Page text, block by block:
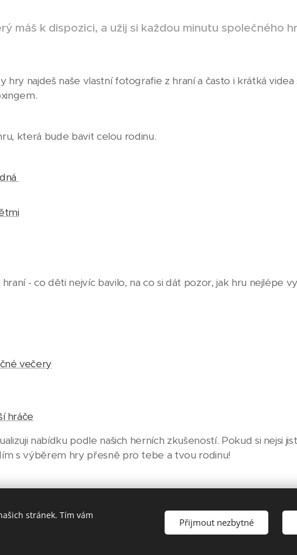
máš k dispozici, a užij si každou minutu společného
najdeš naše vlastní fotografie z hraní a často i krátká videa
která bude bavit celou rodinu.
- co děti nejvíc bavilo, na co si dát pozor, jak hru nejlépe
večery
hráče
nabídku podle našich herních zkušeností. Pokud si nejsi
s výběrem hry přesně pro tebe a tvou rodinu!
koupit - jsou to affiliate odkazy, díky kterým můžu tento web
stránek. Tím vám
Přijmout nezbytné